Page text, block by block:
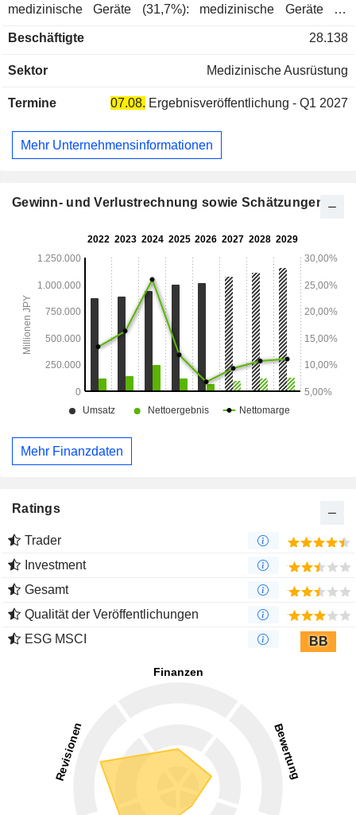
medizinische Geräte (31,7%): medizinische Geräte für
und Gynäkologie; - wissenschaftliche Analysegeräte und
Materialien, orthopädische Geräte usw. Der Nettoumsatz teilt
(14,4%), Asien und Ozeanien (8,9%), Nordamerika (33,8%),
Beschäftigte 28.138
Sektor Medizinische Ausrüstung
Termine 07.08. Ergebnisveröffentlichung - Q1 2027
Mehr Unternehmensinformationen
Gewinn- und Verlustrechnung sowie Schätzungen
Mehr Finanzdaten
Ratings
Trader
Investment
Gesamt
Qualität der Veröffentlichungen
ESG MSCI
BB